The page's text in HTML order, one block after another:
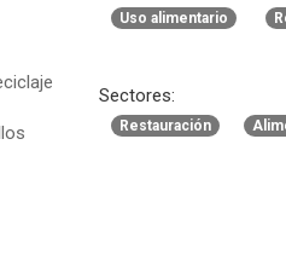
Uso alimentario
Sectores:
Restauración